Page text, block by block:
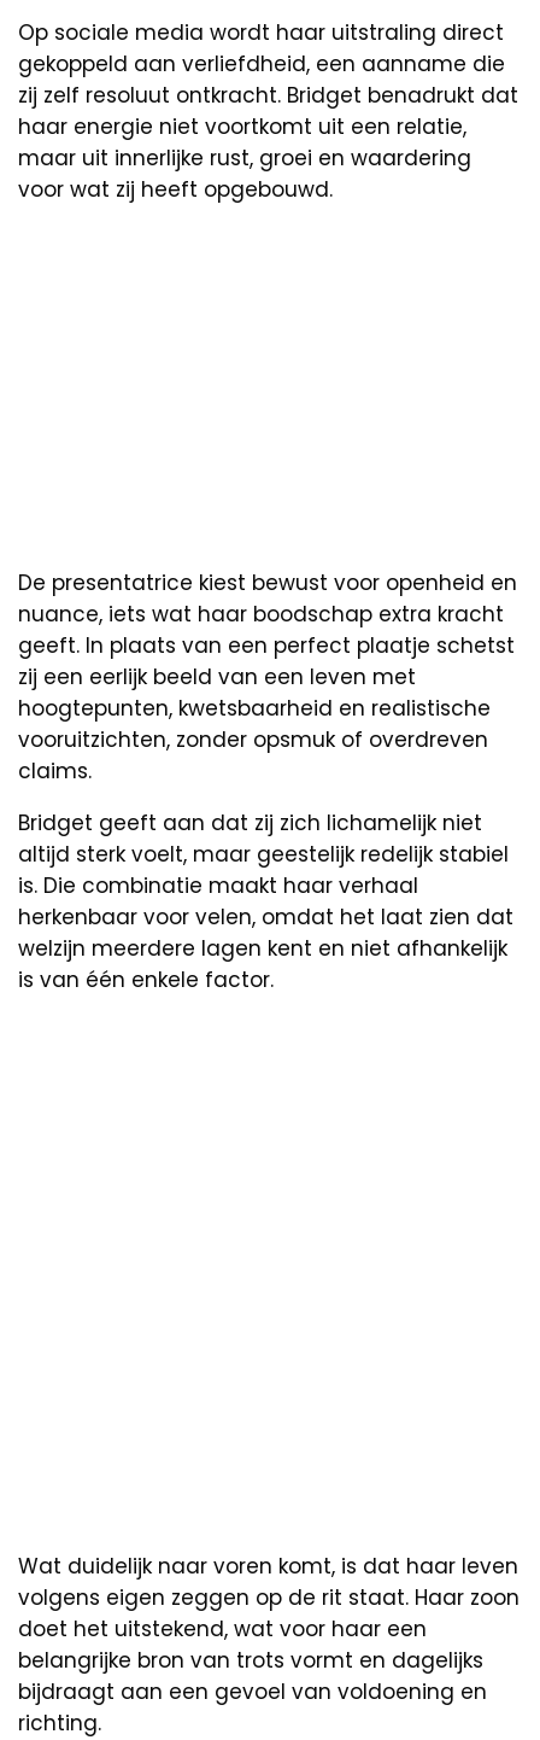
Op sociale media wordt haar uitstraling direct
gekoppeld aan verliefdheid, een aanname die
zij zelf resoluut ontkracht. Bridget benadrukt dat
haar energie niet voortkomt uit een relatie,
maar uit innerlijke rust, groei en waardering
voor wat zij heeft opgebouwd.
De presentatrice kiest bewust voor openheid en
nuance, iets wat haar boodschap extra kracht
geeft. In plaats van een perfect plaatje schetst
zij een eerlijk beeld van een leven met
hoogtepunten, kwetsbaarheid en realistische
vooruitzichten, zonder opsmuk of overdreven
claims.
Bridget geeft aan dat zij zich lichamelijk niet
altijd sterk voelt, maar geestelijk redelijk stabiel
is. Die combinatie maakt haar verhaal
herkenbaar voor velen, omdat het laat zien dat
welzijn meerdere lagen kent en niet afhankelijk
is van één enkele factor.
Wat duidelijk naar voren komt, is dat haar leven
volgens eigen zeggen op de rit staat. Haar zoon
doet het uitstekend, wat voor haar een
belangrijke bron van trots vormt en dagelijks
bijdraagt aan een gevoel van voldoening en
richting.